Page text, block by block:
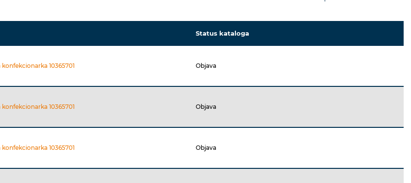
Status kataloga
10365701 Objava
10365701 Objava
10365701 Objava